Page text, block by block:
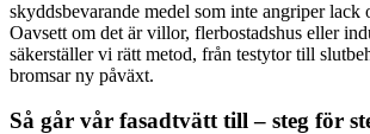
skyddsbevarande medel som inte angriper lack
Oavsett om det är villor, flerbostadshus eller
säkerställer vi rätt metod, från testytor till
bromsar ny påväxt.
Så går vår fasadtvätt till – steg för